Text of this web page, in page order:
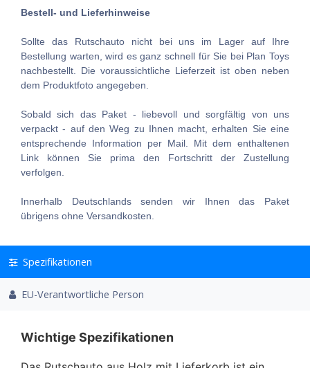
Bestell- und Lieferhinweise
Sollte das Rutschauto nicht bei uns im Lager auf Ihre
Bestellung warten, wird es ganz schnell für Sie bei Plan Toys
nachbestellt. Die voraussichtliche Lieferzeit ist oben neben
dem Produktfoto angegeben.
Sobald sich das Paket - liebevoll und sorgfältig von uns
verpackt - auf den Weg zu Ihnen macht, erhalten Sie eine
entsprechende Information per Mail. Mit dem enthaltenen
Link können Sie prima den Fortschritt der Zustellung
verfolgen.
Innerhalb Deutschlands senden wir Ihnen das Paket
übrigens ohne Versandkosten.
Spezifikationen
EU-Verantwortliche Person
Wichtige Spezifikationen